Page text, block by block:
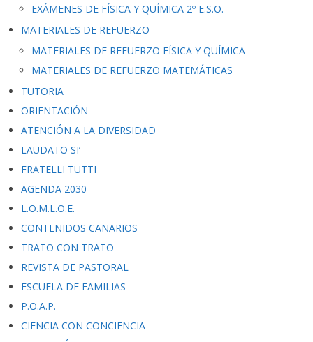
EXÁMENES DE FÍSICA Y QUÍMICA 2º E.S.O.
MATERIALES DE REFUERZO
MATERIALES DE REFUERZO FÍSICA Y QUÍMICA
MATERIALES DE REFUERZO MATEMÁTICAS
TUTORIA
ORIENTACIÓN
ATENCIÓN A LA DIVERSIDAD
LAUDATO SI’
FRATELLI TUTTI
AGENDA 2030
L.O.M.L.O.E.
CONTENIDOS CANARIOS
TRATO CON TRATO
REVISTA DE PASTORAL
ESCUELA DE FAMILIAS
P.O.A.P.
CIENCIA CON CONCIENCIA